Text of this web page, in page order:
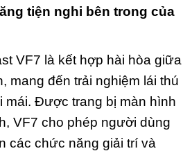
tiện nghi bên trong của
VF7 là kết hợp hài hòa giữa
mang đến trải nghiệm lái thú
mái. Được trang bị màn hình
VF7 cho phép người dùng
các chức năng giải trí và